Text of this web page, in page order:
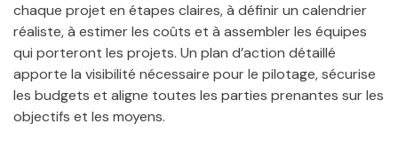
chaque projet en étapes claires, à définir un calendrier
réaliste, à estimer les coûts et à assembler les équipes
qui porteront les projets. Un plan d’action détaillé
apporte la visibilité nécessaire pour le pilotage, sécurise
les budgets et aligne toutes les parties prenantes sur les
objectifs et les moyens.